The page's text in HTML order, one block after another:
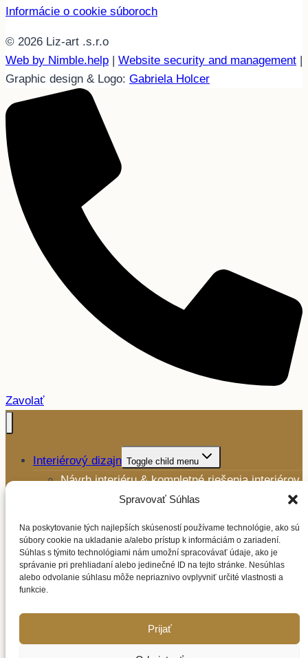
Spravovať Súhlas
Na poskytovanie tých najlepších skúseností používame technológie, ako sú
súbory cookie na ukladanie a/alebo prístup k informáciám o zariadení.
Súhlas s týmito technológiami nám umožní spracovávať údaje, ako je
správanie pri prehliadaní alebo jedinečné ID na tejto stránke. Nesúhlas
alebo odvolanie súhlasu môže nepriaznivo ovplyvniť určité vlastnosti a
funkcie.
Prijať
Informácie o cookie súboroch
© 2026 Liz-art .s.r.o
Web by Nimble.help | Website security and management |
Graphic design & Logo: Gabriela Holcer
Zavolať
Interiérový dizajn Toggle child menu
Návrh interiéru & kompletné riešenia interiérov
Výroba a montáž nábytku
Ďalšie služby Toggle child menu
Mikrocement
Interiérové svietidlá
Spotrebiče
LIEBHERR